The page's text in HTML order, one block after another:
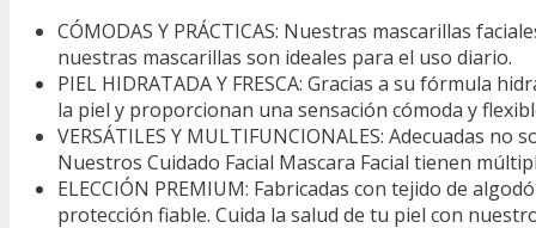
CÓMODAS Y PRÁCTICAS: Nuestras mascarillas
nuestras mascarillas son ideales para el uso diario.
PIEL HIDRATADA Y FRESCA: Gracias a su fórmula
la piel y proporcionan una sensación cómoda y
VERSÁTILES Y MULTIFUNCIONALES: Adecuadas
Nuestros Cuidado Facial Mascara Facial tienen
ELECCIÓN PREMIUM: Fabricadas con tejido de
protección fiable. Cuida la salud de tu piel con